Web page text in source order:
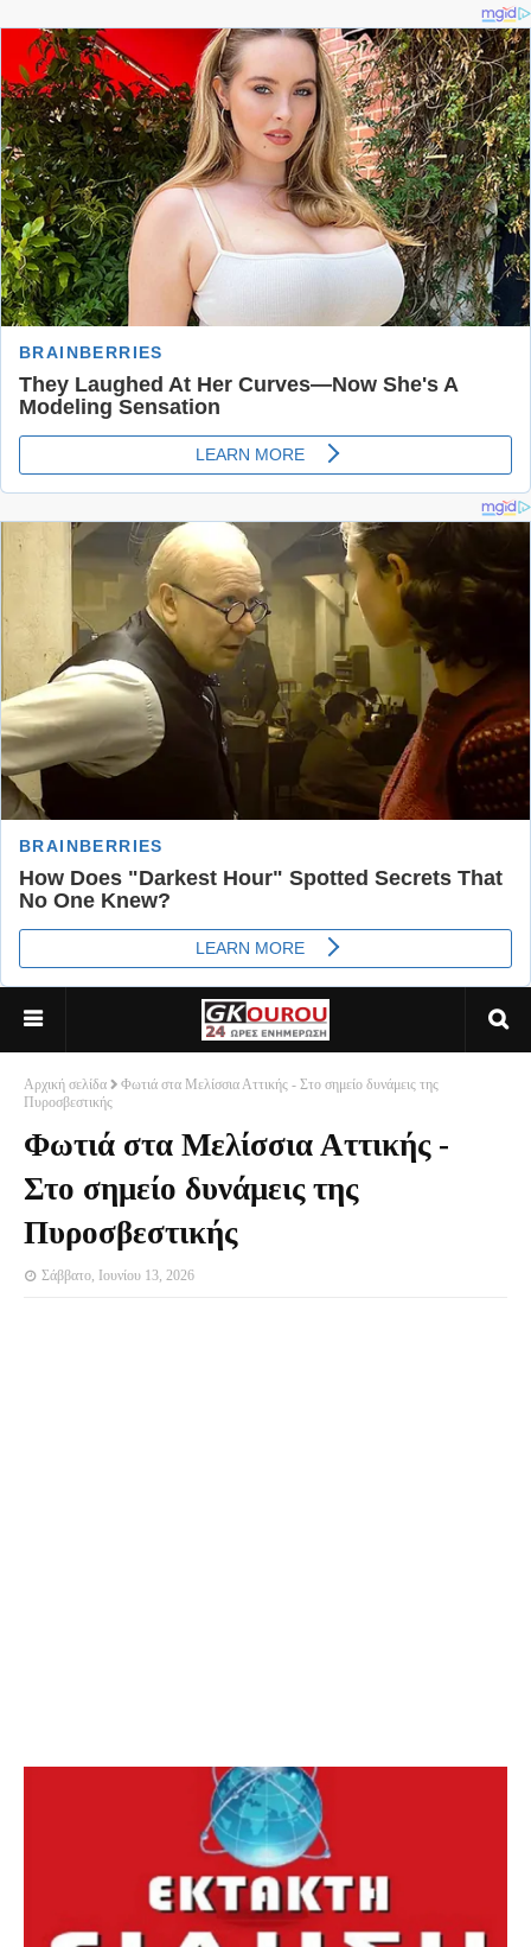
Αρχική σελίδα
Φωτιά στα Μελίσσια Αττικής - Στο σημείο δυνάμεις της
Πυροσβεστικής
Φωτιά στα Μελίσσια Αττικής -
Στο σημείο δυνάμεις της
Πυροσβεστικής
Σάββατο, Ιουνίου 13, 2026